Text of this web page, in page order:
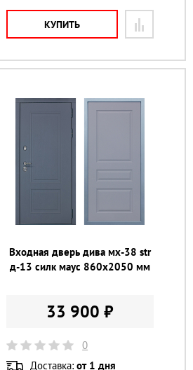
КУПИТЬ
Входная дверь дива мх-38 str
д-13 силк маус 860х2050 мм
33 900 ₽
0
Доставка:от 1 дня